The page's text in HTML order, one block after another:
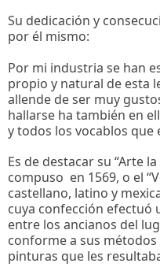
Su dedicación y
por él mismo:
Por mi industria se han
propio y natural de esta
allende de ser muy
hallarse ha también en
y todos los vocablos que
Es de destacar su “Arte
compuso en 1569, o el
castellano, latino y
cuya confección efectuó
entre los ancianos del
conforme a sus
pinturas que les